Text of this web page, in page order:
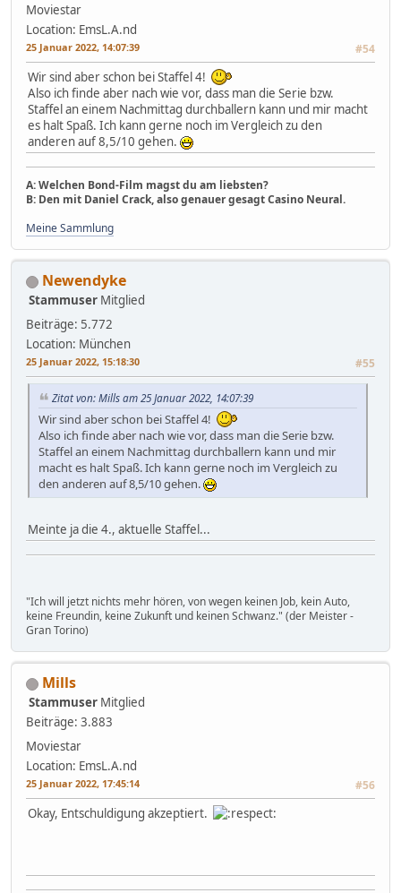
Moviestar
Location: EmsL.A.nd
25 Januar 2022, 14:07:39 #54
Wir sind aber schon bei Staffel 4!
Also ich finde aber nach wie vor, dass man die Serie bzw.
Staffel an einem Nachmittag durchballern kann und mir macht
es halt Spaß. Ich kann gerne noch im Vergleich zu den
anderen auf 8,5/10 gehen.
A: Welchen Bond-Film magst du am liebsten?
B: Den mit Daniel Crack, also genauer gesagt Casino Neural.
Meine Sammlung
Newendyke
Stammuser Mitglied
Beiträge: 5.772
Location: München
25 Januar 2022, 15:18:30 #55
Zitat von: Mills am 25 Januar 2022, 14:07:39
Wir sind aber schon bei Staffel 4!
Also ich finde aber nach wie vor, dass man die Serie bzw.
Staffel an einem Nachmittag durchballern kann und mir
macht es halt Spaß. Ich kann gerne noch im Vergleich zu
den anderen auf 8,5/10 gehen.
Meinte ja die 4., aktuelle Staffel...
"Ich will jetzt nichts mehr hören, von wegen keinen Job, kein Auto,
keine Freundin, keine Zukunft und keinen Schwanz." (der Meister -
Gran Torino)
Mills
Stammuser Mitglied
Beiträge: 3.883
Moviestar
Location: EmsL.A.nd
25 Januar 2022, 17:45:14 #56
Okay, Entschuldigung akzeptiert.